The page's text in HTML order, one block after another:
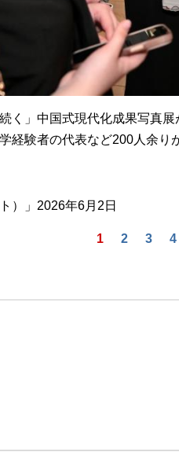
く」中国式現代化成果写真
経験者の代表など200人余り
）」2026年6月2日
1 2 3 4